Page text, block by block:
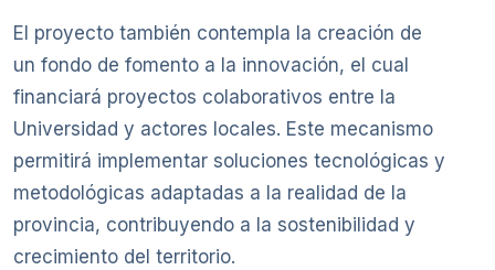
El proyecto también contempla la creación de
un fondo de fomento a la innovación, el cual
financiará proyectos colaborativos entre la
Universidad y actores locales. Este mecanismo
permitirá implementar soluciones tecnológicas y
metodológicas adaptadas a la realidad de la
provincia, contribuyendo a la sostenibilidad y
crecimiento del territorio.